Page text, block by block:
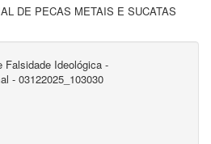
DE PECAS METAIS E SUCATAS
Falsidade Ideológica -
- 03122025_103030